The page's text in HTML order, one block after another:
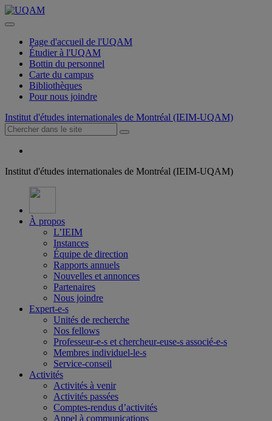
Page d'accueil de l'UQAM
Étudier à l'UQAM
Bottin du personnel
Carte du campus
Bibliothèques
Pour nous joindre
Institut d'études internationales de Montréal (IEIM-UQAM)
Institut d'études internationales de Montréal (IEIM-UQAM)
À propos
L’IEIM
Instances
Équipe de direction
Rapports annuels
Nouvelles et annonces
Partenaires
Nous joindre
Expert-e-s
Unités de recherche
Nos fellows
Professeur-e-s et chercheur-euse-s associé-e-s
Membres individuel-le-s
Service-conseil
Activités
Activités à venir
Activités passées
Comptes-rendus d’activités
Appel à communications